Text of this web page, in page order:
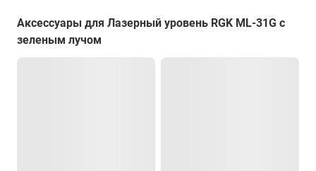
Мощность
< 1 мВт
Аксессуары для Лазерный уровень RGK ML-31G с
зеленым лучом